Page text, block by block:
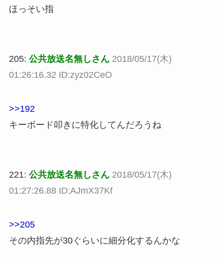
ほっそい指
205: 公共放送名無しさん 2018/05/17(木)
01:26:16.32 ID:zyz02CeO
>>192
キーボード叩きに特化してんだろうね
221: 公共放送名無しさん 2018/05/17(木)
01:27:26.88 ID:AJmX37Kf
>>205
その内指先が30ぐらいに細分化するんかな